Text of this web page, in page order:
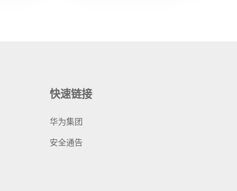
快速链接
华为集团
安全通告